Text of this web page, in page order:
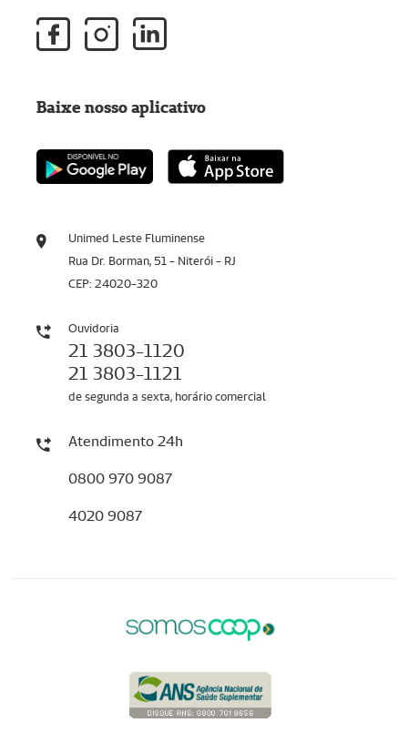
Unimed Leste Fluminense
Rua Dr. Borman, 51 - Niterói - RJ
CEP: 24020-320
Ouvidoria
21 3803-1120
21 3803-1121
de segunda a sexta, horário comercial
Atendimento 24h
0800 970 9087
4020 9087
Baixe nosso aplicativo